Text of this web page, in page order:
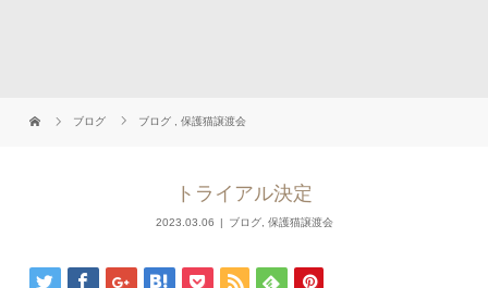
ブログ ブログ ,保護猫譲渡会
トライアル決定
2023.03.06 ブログ, 保護猫譲渡会